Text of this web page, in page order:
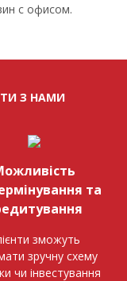
с офисом.
З НАМИ
та
зможуть
зручну схему
чи інвестування